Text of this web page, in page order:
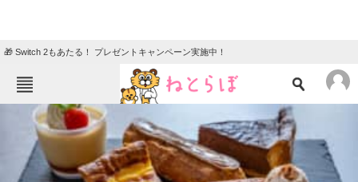
🎁 Switch 2もあたる！ プレゼントキャンペーン実施中！
ねとらぼメニュー
ニュース
エンタメ クイズ